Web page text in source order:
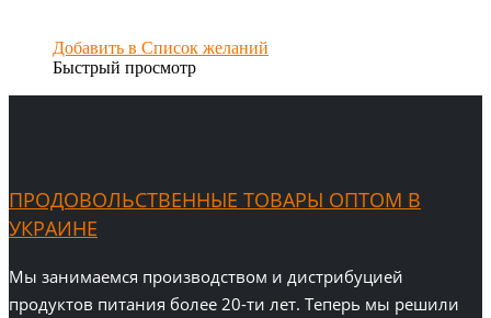
Добавить в Список желаний
Быстрый просмотр
ПРОДОВОЛЬСТВЕННЫЕ ТОВАРЫ ОПТОМ В
УКРАИНЕ
Мы занимаемся производством и дистрибуцией
продуктов питания более 20-ти лет. Теперь мы решили